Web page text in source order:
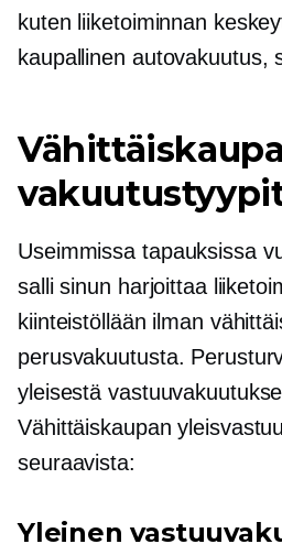
kuten liiketoiminnan
kaupallinen autovakuutus,
Useimmissa tapauksissa
salli sinun harjoittaa
kiinteistöllään ilman
perusvakuutusta.
yleisestä
Vähittäiskaupan
seuraavista:
Yleinen